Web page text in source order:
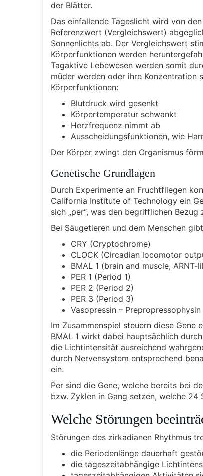
der Blätter.
Das einfallende Tageslicht wird von
Referenzwert (Vergleichswert)
Sonnenlichts ab. Der Vergleichswert
Körperfunktionen werden
Tagaktive Lebewesen werden somit
müder werden oder ihre Konzentration
Körperfunktionen:
Blutdruck wird gesenkt
Körpertemperatur schwankt
Herzfrequenz nimmt ab
Ausscheidungsfunktionen, wie
Der Körper zwingt den Organismus
Genetische Grundlagen
Durch Experimente an Fruchtfliegen
California Institute of Technology ein
sich „per“, was den begrifflichen Bezug
Bei Säugetieren und dem Menschen
CRY (Cryptochrome)
CLOCK (Circadian locomotor
BMAL 1 (brain and muscle, ARNT-
PER 1 (Period 1)
PER 2 (Period 2)
PER 3 (Period 3)
Vasopressin –
Im Zusammenspiel steuern diese
BMAL 1 wirkt dabei hauptsächlich
die Lichtintensität ausreichend
durch Nervensystem entsprechend
ein.
Per sind die Gene, welche bereits bei
bzw. Zyklen in Gang setzen, welche 24
Welche Störungen
Störungen des zirkadianen Rhythmus
die Periodenlänge dauerhaft
die tageszeitabhängige